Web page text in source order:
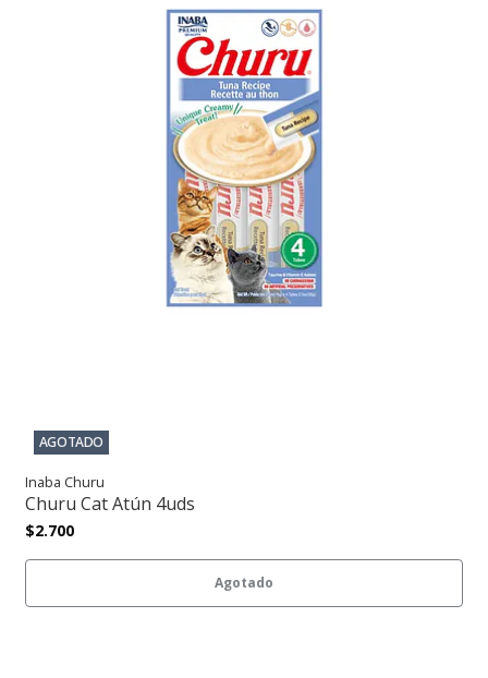
AGOTADO
Inaba Churu
Churu Cat Atún 4uds
$2.700
Agotado